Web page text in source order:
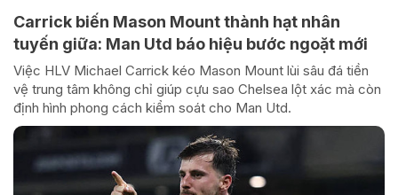
Carrick biến Mason Mount thành hạt nhân
tuyến giữa: Man Utd báo hiệu bước ngoặt mới
Việc HLV Michael Carrick kéo Mason Mount lùi sâu đá tiền
vệ trung tâm không chỉ giúp cựu sao Chelsea lột xác mà còn
định hình phong cách kiểm soát cho Man Utd.